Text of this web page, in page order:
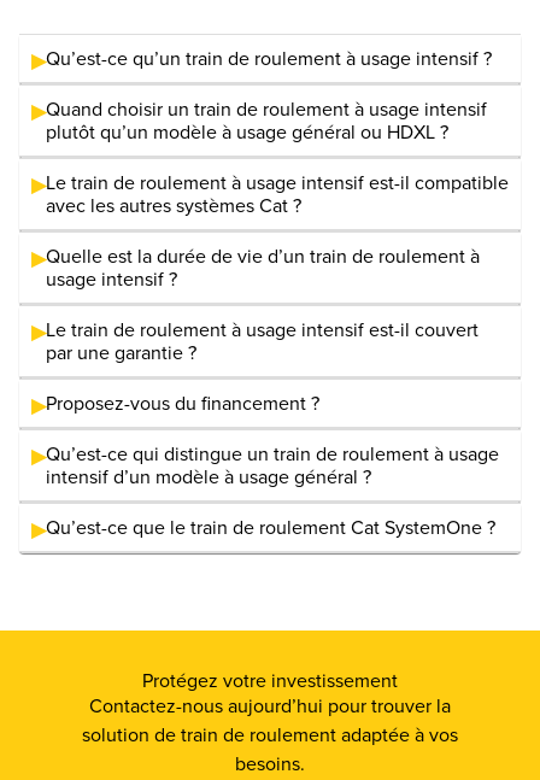
Qu’est-ce qu’un train de roulement à usage intensif ?
Quand choisir un train de roulement à usage intensif
plutôt qu’un modèle à usage général ou HDXL ?
Le train de roulement à usage intensif est-il compatible
avec les autres systèmes Cat ?
Quelle est la durée de vie d’un train de roulement à
usage intensif ?
Le train de roulement à usage intensif est-il couvert
par une garantie ?
Proposez-vous du financement ?
Qu’est-ce qui distingue un train de roulement à usage
intensif d’un modèle à usage général ?
Qu’est-ce que le train de roulement Cat SystemOne ?
Protégez votre investissement
Contactez-nous aujourd’hui pour trouver la
solution de train de roulement adaptée à vos
besoins.